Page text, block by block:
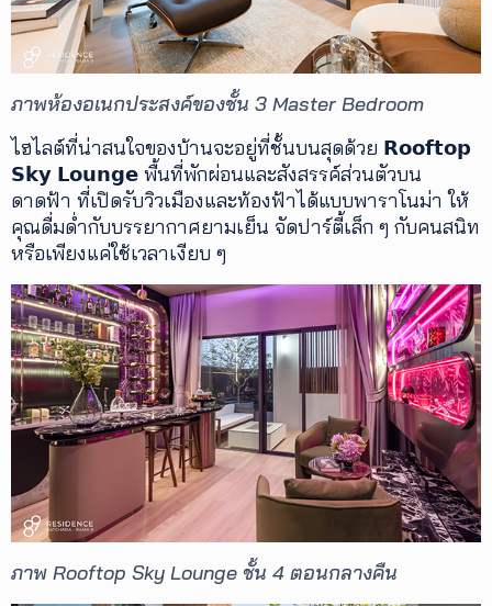
ภาพห้องอเนกประสงค์ของชั้น 3 Master Bedroom
ไฮไลต์ที่น่าสนใจของบ้านจะอยู่ที่ชั้นบนสุดด้วย 𝗥𝗼𝗼𝗳𝘁𝗼𝗽
𝗦𝗸𝘆 𝗟𝗼𝘂𝗻𝗴𝗲 พื้นที่พักผ่อนและสังสรรค์ส่วนตัวบน
ดาดฟ้า ที่เปิดรับวิวเมืองและท้องฟ้าได้แบบพาราโนม่า ให้
คุณดื่มด่ำกับบรรยากาศยามเย็น จัดปาร์ตี้เล็ก ๆ กับคนสนิท
หรือเพียงแค่ใช้เวลาเงียบ ๆ
ภาพ Rooftop Sky Lounge ชั้น 4 ตอนกลางคืน